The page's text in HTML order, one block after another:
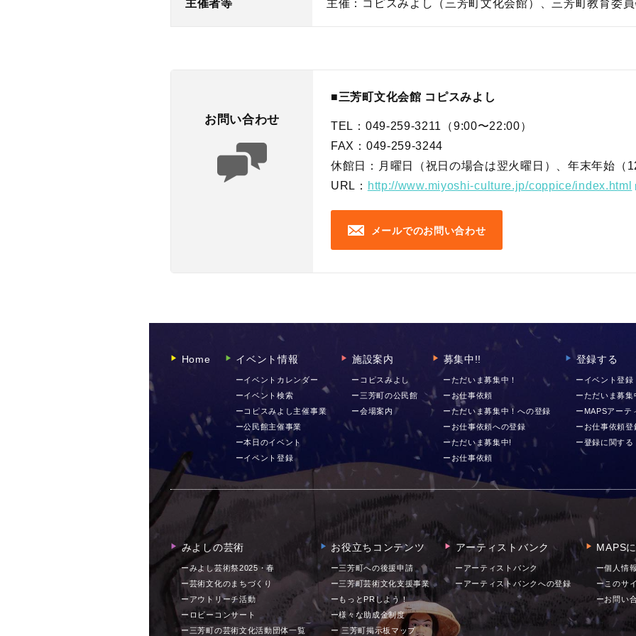
主催者等 主催：コピスみよし（三芳町文化会館）、三芳町教育委員
お問い合わせ
■三芳町文化会館 コピスみよし
TEL：049-259-3211（9:00〜22:00）
FAX：049-259-3244
休館日：月曜日（祝日の場合は翌火曜日）、年末年始（
URL： http://www.miyoshi-culture.jp/coppice/index.html
メールでのお問い合わせ
▶︎ Home ▶︎ イベント情報
ーイベントカレンダー
ーイベント検索
ーコピスみよし主催事業
ー公民館主催事業
ー本日のイベント
ーイベント登録
▶︎ 施設案内
ーコピスみよし
ー三芳町の公民館
ー会場案内
▶︎ 募集中!!
ーただいま募集中！
ーお仕事依頼
ーただいま募集中！への登録
ーお仕事依頼への登録
ーただいま募集中!
ーお仕事依頼
▶︎ 登録する
ーイベント登録
ーただいま募集
ーMAPSアーテ
ーお仕事依頼登
ー登録に関す
▶︎ みよしの芸術
ーみよし芸術祭2025・春
ー芸術文化のまちづくり
ーアウトリーチ活動
ーロビーコンサート
ー三芳町の芸術文化活動団体一覧
▶︎ お役立ちコンテンツ
ー三芳町への後援申請
ー三芳町芸術文化支援事業
ーもっとPRしよう！
ー様々な助成金制度
ー 三芳町掲示板マップ
▶︎ アーティストバンク
ーアーティストバンク
ーアーティストバンクへの登録
▶︎ MAPS
ー個人情
ーこのサ
ーお問い